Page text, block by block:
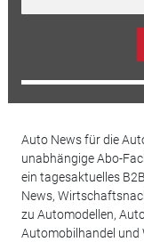
Auto News für die
unabhängige Abo-
ein tagesaktuelles
News,
zu Automodellen,
Automobilhandel und